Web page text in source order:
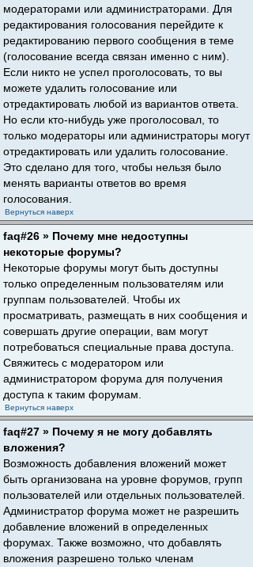
модераторами или администраторами. Для
редактирования голосования перейдите к
редактированию первого сообщения в теме
(голосование всегда связан именно с ним).
Если никто не успел проголосовать, то вы
можете удалить голосование или
отредактировать любой из вариантов ответа.
Но если кто-нибудь уже проголосовал, то
только модераторы или администраторы могут
отредактировать или удалить голосование.
Это сделано для того, чтобы нельзя было
менять варианты ответов во время
голосования.
Вернуться наверх
faq#26 » Почему мне недоступны
некоторые форумы?
Некоторые форумы могут быть доступны
только определенным пользователям или
группам пользователей. Чтобы их
просматривать, размещать в них сообщения и
совершать другие операции, вам могут
потребоваться специальные права доступа.
Свяжитесь с модератором или
администратором форума для получения
доступа к таким форумам.
Вернуться наверх
faq#27 » Почему я не могу добавлять
вложения?
Возможность добавления вложений может
быть организована на уровне форумов, групп
пользователей или отдельных пользователей.
Администратор форума может не разрешить
добавление вложений в определенных
форумах. Также возможно, что добавлять
вложения разрешено только членам